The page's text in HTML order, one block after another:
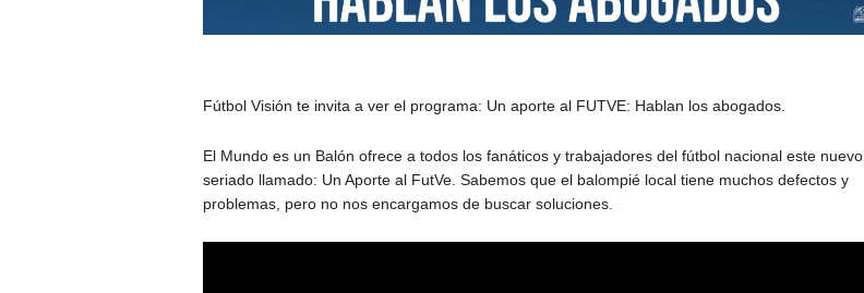
Fútbol Visión te invita a ver el programa: Un aporte al FUTVE: Hablan los abogados.
El Mundo es un Balón ofrece a todos los fanáticos y trabajadores del fútbol nacional este nuevo
seriado llamado: Un Aporte al FutVe. Sabemos que el balompié local tiene muchos defectos y
problemas, pero no nos encargamos de buscar soluciones.